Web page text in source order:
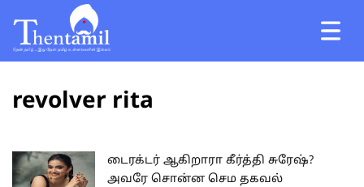
revolver rita
டைரக்டர் ஆகிறாரா கீர்த்தி சுரேஷ்?
அவரே சொன்ன செம தகவல்